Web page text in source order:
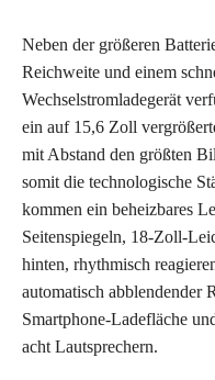
Neben der größeren
Reichweite und einem
Wechselstromladegerät
ein auf 15,6 Zoll
mit Abstand den größten
somit die technologische
kommen ein beheizbares
Seitenspiegeln, 18-Zoll-
hinten, rhythmisch
automatisch abblendender
Smartphone-Ladefläche
acht Lautsprechern.